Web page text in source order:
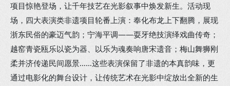
项目惊艳登场，让千年技艺在光影叙事中焕发新生。活动现
场，四大表演类非遗项目轮番上演：奉化布龙上下翻腾，展现
浙东民俗的豪迈气韵；宁海平调——耍牙绝技演绎戏曲传奇；
越窑青瓷瓯乐以瓷为器、以乐为魂奏响唐宋遗音；梅山舞狮刚
柔并济传递民间愿景……这些表演保留了非遗的本真韵味，更
通过电影化的舞台设计，让传统艺术在光影中绽放出全新的生